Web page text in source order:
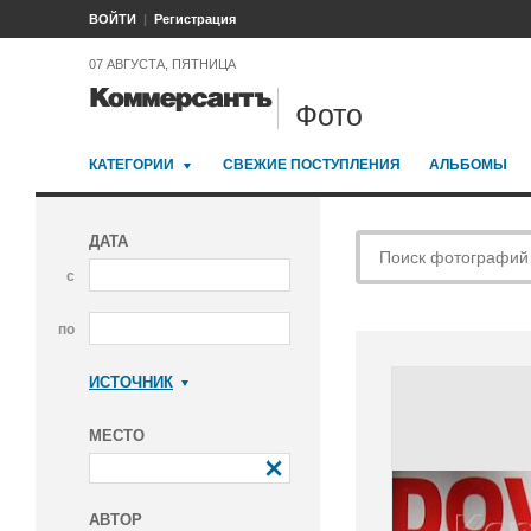
ВОЙТИ Регистрация
07 АВГУСТА, ПЯТНИЦА
Фото
КАТЕГОРИИ СВЕЖИЕ ПОСТУПЛЕНИЯ АЛЬБОМЫ
ДАТА
с
по
ИСТОЧНИК
МЕСТО
АВТОР